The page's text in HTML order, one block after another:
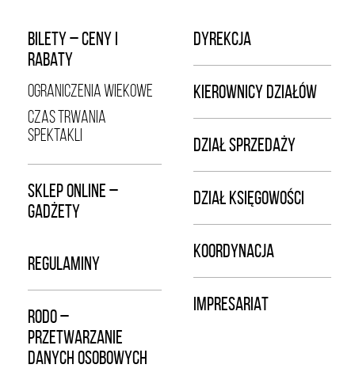
BILETY – CENY I
RABATY
OGRANICZENIA WIEKOWE
CZAS TRWANIA
SPEKTAKLI
SKLEP ONLINE –
GADŻETY
REGULAMINY
RODO –
PRZETWARZANIE
DANYCH OSOBOWYCH
DYREKCJA
KIEROWNICY DZIAŁÓW
DZIAŁ SPRZEDAŻY
DZIAŁ KSIĘGOWOŚCI
KOORDYNACJA
IMPRESARIAT